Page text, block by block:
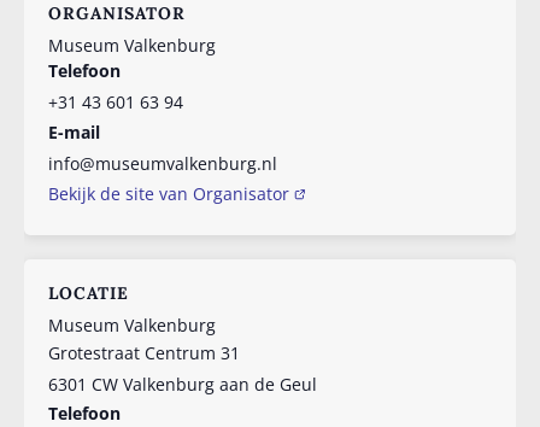
LOCATIE
Museum Valkenburg
Grotestraat Centrum 31
6301 CW Valkenburg aan de Geul
Telefoon
ORGANISATOR
Museum Valkenburg
Telefoon
+31 43 601 63 94
E-mail
info@museumvalkenburg.nl
Bekijk de site van Organisator